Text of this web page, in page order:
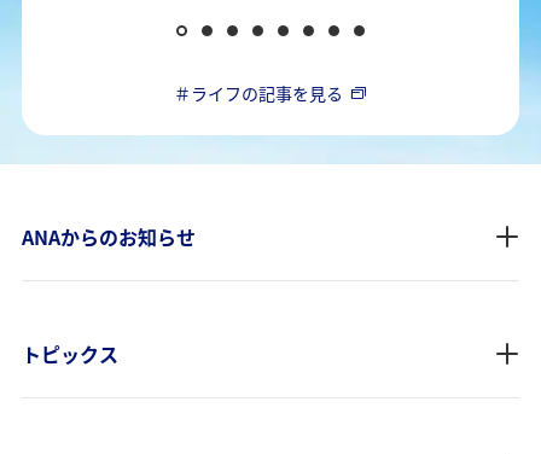
＃ライフの記事を見る
ANAからのお知らせ
トピックス